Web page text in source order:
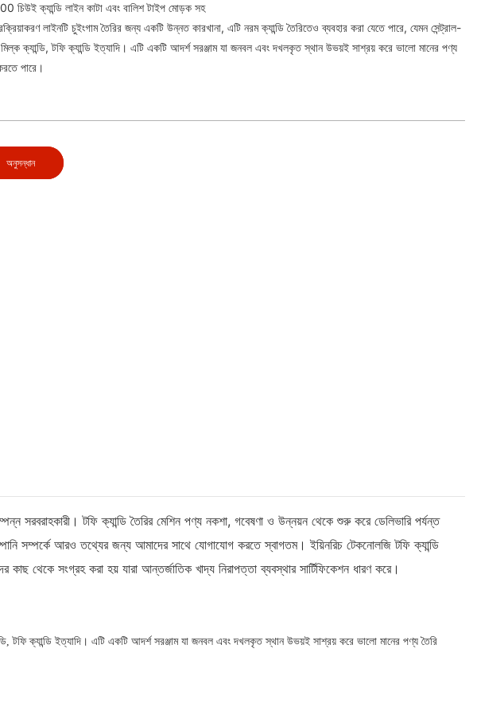
চিউই ক্যান্ডি লাইন কাটা এবং বালিশ টাইপ মোড়ক সহ
লাইনটি চুইংগাম তৈরির জন্য একটি উন্নত কারখানা, এটি নরম ক্যান্ডি তৈরিতেও ব্যবহার করা যেতে পারে, যেমন সেন্ট্রাল-
মিল্ক ক্যান্ডি, টফি ক্যান্ডি ইত্যাদি। এটি একটি আদর্শ সরঞ্জাম যা জনবল এবং দখলকৃত স্থান উভয়ই সাশ্রয় করে ভালো মানের পণ্য
পারে।
অনুসন্ধান
সরবরাহকারী। টফি ক্যান্ডি তৈরির মেশিন পণ্য নকশা, গবেষণা ও উন্নয়ন থেকে শুরু করে ডেলিভারি পর্যন্ত
সম্পর্কে আরও তথ্যের জন্য আমাদের সাথে যোগাযোগ করতে স্বাগতম। ইয়িনরিচ টেকনোলজি টফি ক্যান্ডি
কাছ থেকে সংগ্রহ করা হয় যারা আন্তর্জাতিক খাদ্য নিরাপত্তা ব্যবস্থার সার্টিফিকেশন ধারণ করে।
টফি ক্যান্ডি ইত্যাদি। এটি একটি আদর্শ সরঞ্জাম যা জনবল এবং দখলকৃত স্থান উভয়ই সাশ্রয় করে ভালো মানের পণ্য তৈরি